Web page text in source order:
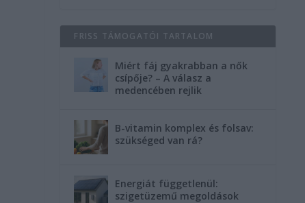
FRISS TÁMOGATÓI TARTALOM
Miért fáj gyakrabban a nők
csípője? – A válasz a
medencében rejlik
B-vitamin komplex és folsav:
szükséged van rá?
Energiát függetlenül:
szigetüzemű megoldások